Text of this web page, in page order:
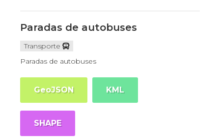
Paradas de autobuses
Transporte
Paradas de autobuses
GeoJSON KML
SHAPE